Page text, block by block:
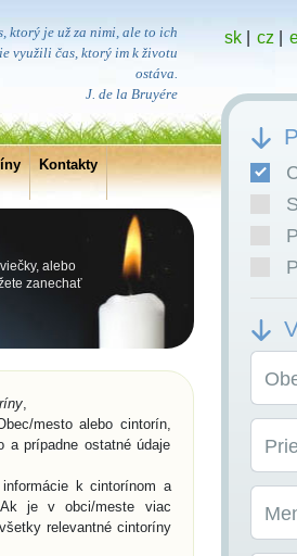
ktorý je už za nimi, ale to ich
využili čas, ktorý im k životu
ostáva.
J. de la Bruyére
Kontakty
alebo
zanechať
sk| cz
,
mesto alebo cintorín,
a prípadne ostatné údaje
k cintorínom a
Ak je v obci/meste viac
relevantné cintoríny